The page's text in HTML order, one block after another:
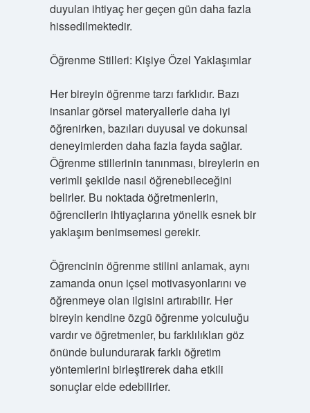
duyulan ihtiyaç her geçen gün daha fazla
hissedilmektedir.
Öğrenme Stilleri: Kişiye Özel Yaklaşımlar
Her bireyin öğrenme tarzı farklıdır. Bazı
insanlar görsel materyallerle daha iyi
öğrenirken, bazıları duyusal ve dokunsal
deneyimlerden daha fazla fayda sağlar.
Öğrenme stillerinin tanınması, bireylerin en
verimli şekilde nasıl öğrenebileceğini
belirler. Bu noktada öğretmenlerin,
öğrencilerin ihtiyaçlarına yönelik esnek bir
yaklaşım benimsemesi gerekir.
Öğrencinin öğrenme stilini anlamak, aynı
zamanda onun içsel motivasyonlarını ve
öğrenmeye olan ilgisini artırabilir. Her
bireyin kendine özgü öğrenme yolculuğu
vardır ve öğretmenler, bu farklılıkları göz
önünde bulundurarak farklı öğretim
yöntemlerini birleştirerek daha etkili
sonuçlar elde edebilirler.